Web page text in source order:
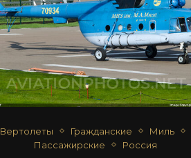
Вертолеты Гражданские
Миль
Пассажирские
Россия